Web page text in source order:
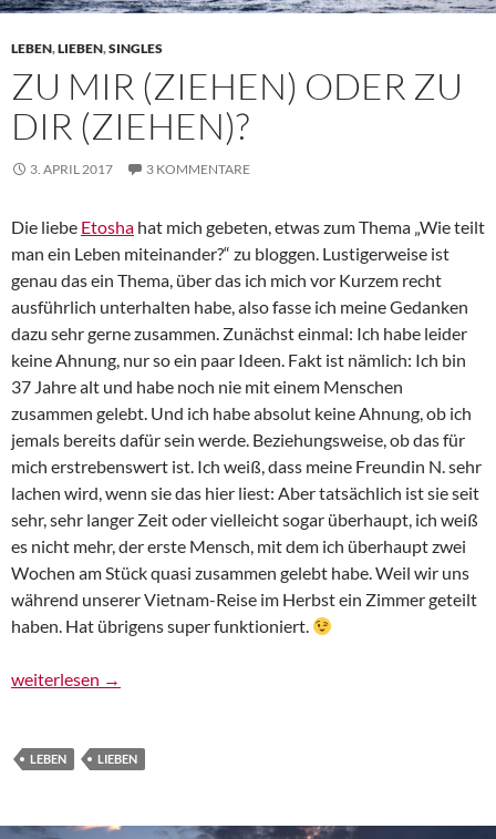
LEBEN,LIEBEN,SINGLES
ZU MIR (ZIEHEN) ODER ZU
DIR (ZIEHEN)?
3. APRIL 2017 3 KOMMENTARE
Die liebe Etosha hat mich gebeten, etwas zum Thema „Wie teilt
man ein Leben miteinander?“ zu bloggen. Lustigerweise ist
genau das ein Thema, über das ich mich vor Kurzem recht
ausführlich unterhalten habe, also fasse ich meine Gedanken
dazu sehr gerne zusammen. Zunächst einmal: Ich habe leider
keine Ahnung, nur so ein paar Ideen. Fakt ist nämlich: Ich bin
37 Jahre alt und habe noch nie mit einem Menschen
zusammen gelebt. Und ich habe absolut keine Ahnung, ob ich
jemals bereits dafür sein werde. Beziehungsweise, ob das für
mich erstrebenswert ist. Ich weiß, dass meine Freundin N. sehr
lachen wird, wenn sie das hier liest: Aber tatsächlich ist sie seit
sehr, sehr langer Zeit oder vielleicht sogar überhaupt, ich weiß
es nicht mehr, der erste Mensch, mit dem ich überhaupt zwei
Wochen am Stück quasi zusammen gelebt habe. Weil wir uns
während unserer Vietnam-Reise im Herbst ein Zimmer geteilt
haben. Hat übrigens super funktioniert.
Zu mir (ziehen) oder zu dir (ziehen)?
weiterlesen →
LEBEN LIEBEN